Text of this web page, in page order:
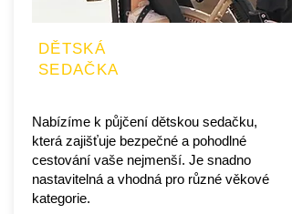
DĚTSKÁ
SEDAČKA
Nabízíme k půjčení dětskou sedačku,
která zajišťuje bezpečné a pohodlné
cestování vaše nejmenší. Je snadno
nastavitelná a vhodná pro různé věkové
kategorie.